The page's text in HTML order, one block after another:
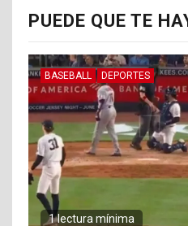
PUEDE QUE TE
BASEBALL DEPORTES
1 lectura mínima